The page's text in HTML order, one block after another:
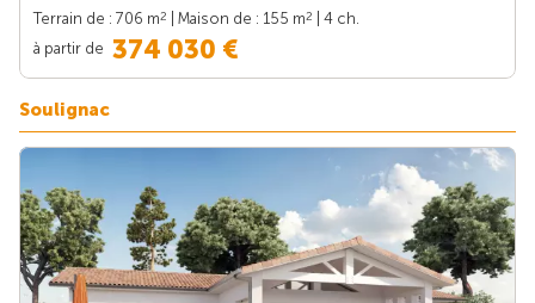
Terrain de : 706 m2 | Maison de : 155 m2
| 4 ch.
à partir de 374 030 €
Soulignac